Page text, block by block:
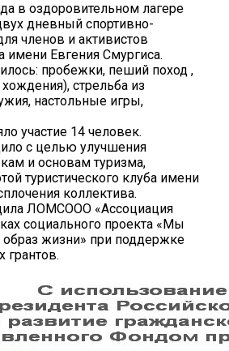
в оздоровительном лагере
дневный спортивно-
членов и активистов
имени Евгения Смургиса.
пробежки, пеший поход ,
стрельба из
настольные игры,
участие 14 человек.
с целью улучшения
и основам туризма,
туристического клуба имени
коллектива.
ЛОМСООО «Ассоциация
социального проекта «Мы
жизни» при поддержке
грантов.